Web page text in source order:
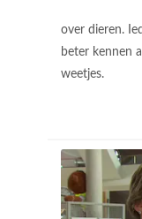
over dieren.
beter kennen
weetjes.